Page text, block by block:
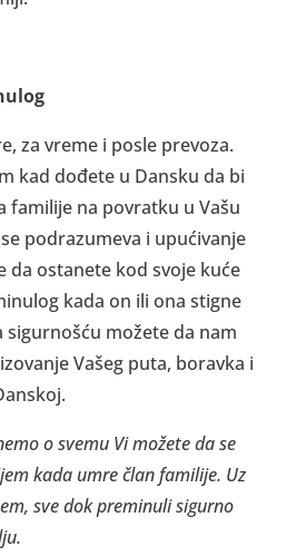
za vreme i posle prevoza.
kad dođete u Dansku da bi
familije na povratku u Vašu
podrazumeva i upućivanje
da ostanete kod svoje kuće
kada on ili ona stigne
sigurnošću možete da nam
Vašeg puta, boravka i
o svemu Vi možete da se
kada umre član familije. Uz
sve dok preminuli sigurno